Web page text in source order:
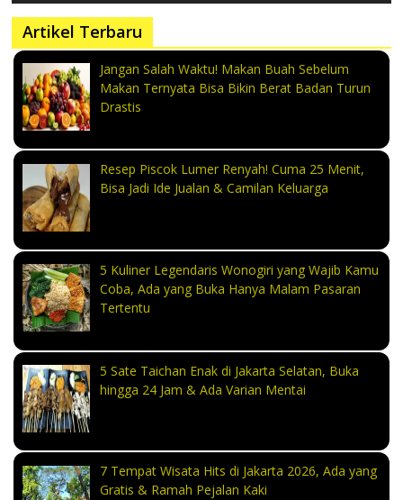
Artikel Terbaru
Jangan Salah Waktu! Makan Buah Sebelum
Makan Ternyata Bisa Bikin Berat Badan Turun
Drastis
Resep Piscok Lumer Renyah! Cuma 25 Menit,
Bisa Jadi Ide Jualan & Camilan Keluarga
5 Kuliner Legendaris Wonogiri yang Wajib Kamu
Coba, Ada yang Buka Hanya Malam Pasaran
Tertentu
5 Sate Taichan Enak di Jakarta Selatan, Buka
hingga 24 Jam & Ada Varian Mentai
7 Tempat Wisata Hits di Jakarta 2026, Ada yang
Gratis & Ramah Pejalan Kaki